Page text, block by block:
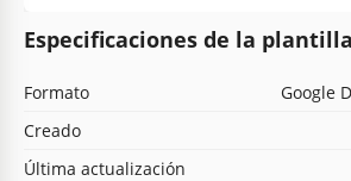
Especificaciones de la plantilla
Formato
Google
Creado
Última actualización